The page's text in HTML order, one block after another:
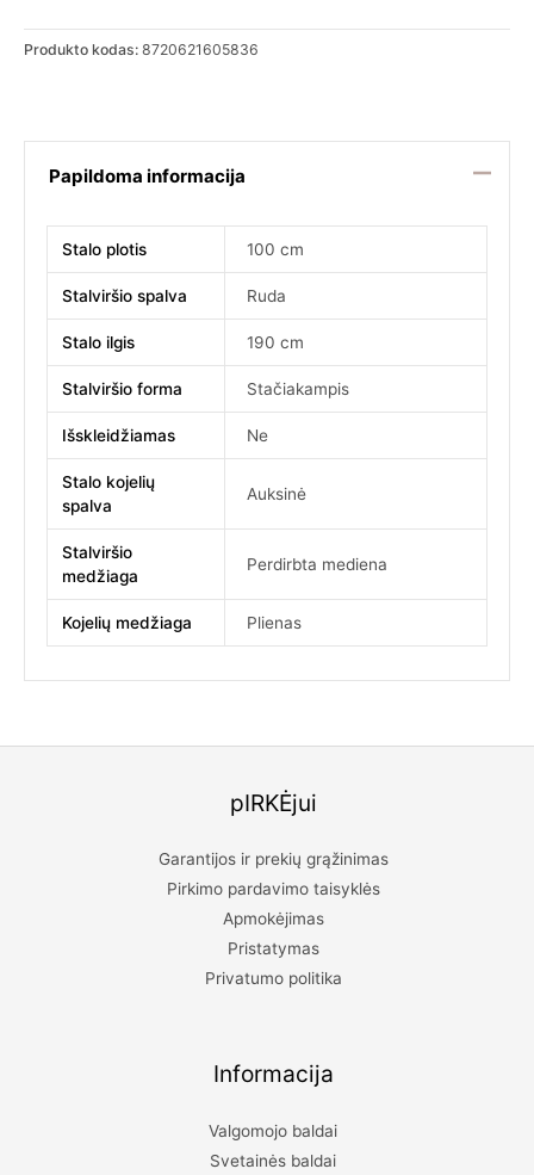
Produkto kodas: 8720621605836
Papildoma informacija
Stalo plotis 100 cm
Stalviršio spalva Ruda
Stalo ilgis 190 cm
Stalviršio forma Stačiakampis
Išskleidžiamas Ne
Stalo kojelių
spalva
Auksinė
Stalviršio
medžiaga
Perdirbta mediena
Kojelių medžiaga Plienas
pIRKĖjui
Garantijos ir prekių grąžinimas
Pirkimo pardavimo taisyklės
Apmokėjimas
Pristatymas
Privatumo politika
Informacija
Valgomojo baldai
Svetainės baldai